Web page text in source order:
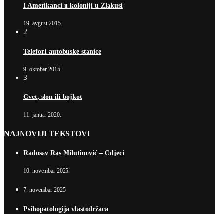
I Amerikanci u koloniji u Zlakusi
19. avgust 2015.
2
Telefoni autobuske stanice
9. oktobar 2015.
3
Cvet, slon ili bojkot
11. januar 2020.
NAJNOVIJI TEKSTOVI
Radosav Ras Milutinović – Odjeci
10. novembar 2025.
7. novembar 2025.
Psihopatologija vlastodržaca